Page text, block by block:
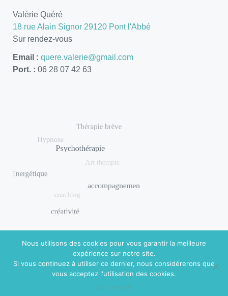
Valérie Quéré
18 rue Alain Signor 29120 Pont l'Abbé
Sur rendez-vous
Email : quere.valerie@gmail.com
Port. : 06 28 07 42 63
© 2018 DISHUAL. Réalisé parVirginie Guidal
Mentions
Nous utilisons des cookies pour vous garantir la meilleure
expérience sur notre site.
Si vous continuez à utiliser ce dernier, nous considérerons que
vous acceptez l'utilisation des cookies.